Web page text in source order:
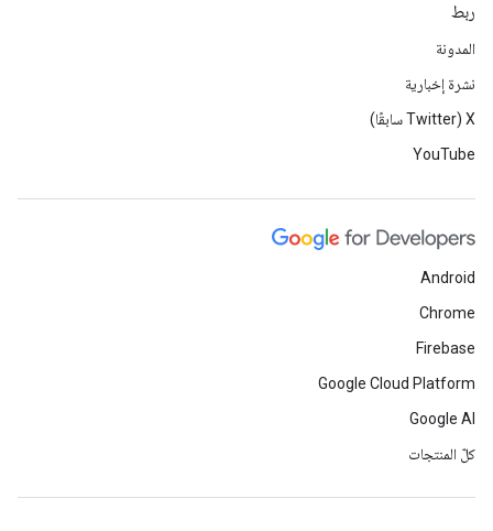
ربط
المدونة
نشرة إخبارية
‫X ‏(Twitter سابقًا)
YouTube
Android
Chrome
Firebase
Google Cloud Platform
Google AI
كلّ المنتجات